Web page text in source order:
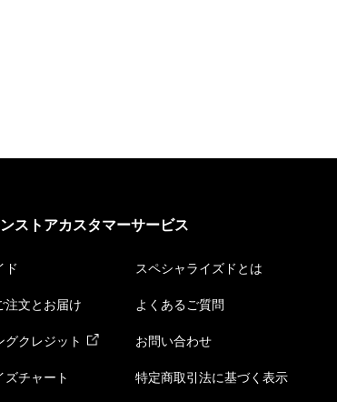
ストアカスタマーサービス
ド
注文とお届け
グクレジット
ズチャート
スペシャライズドとは
よくあるご質問
お問い合わせ
特定商取引法に基づく表示